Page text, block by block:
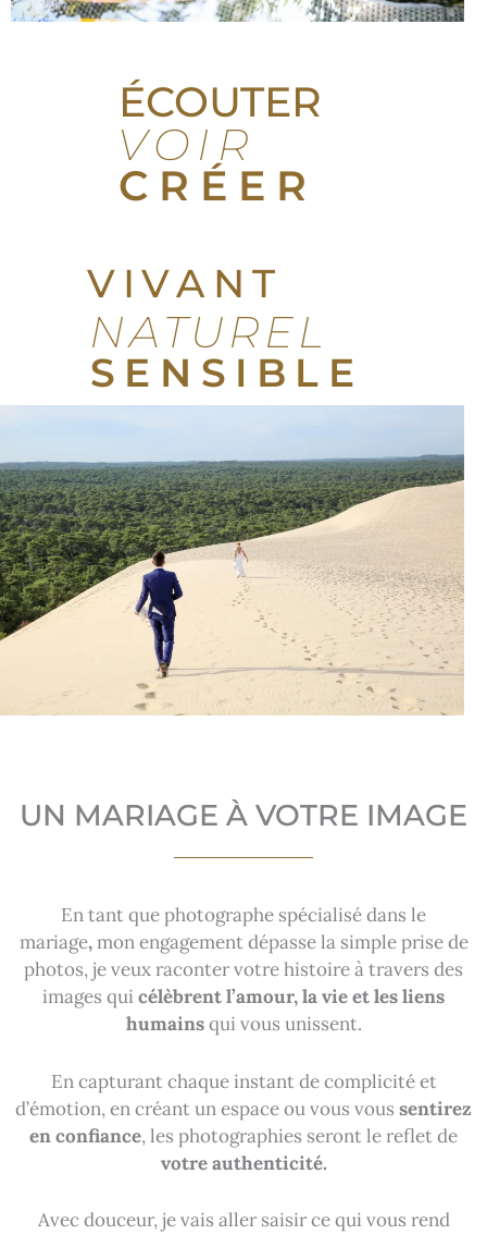
ÉCOUTER
VOIR
CRÉER
VIVANT
NATUREL
SENSIBLE
UN MARIAGE À VOTRE IMAGE
En tant que photographe spécialisé dans le
mariage,mon engagement dépasse la simple prise de
photos, je veux raconter votre histoire à travers des
images qui célèbrent l’amour, la vie et les liens
humainsqui vous unissent.
En capturant chaque instant de complicité et
d’émotion, en créant un espace ou vous vous sentirez
en confiance, les photographies seront le reflet de
votre authenticité.
Avec douceur, je vais aller saisir ce qui vous rend